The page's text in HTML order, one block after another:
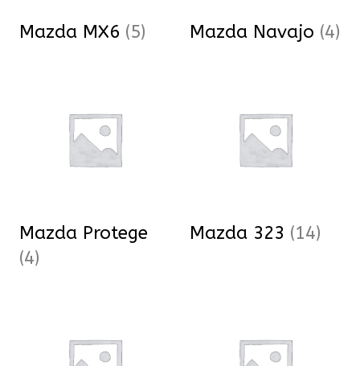
Mazda MX6 (5) Mazda Navajo (4)
Mazda Protege
(4)
Mazda 323 (14)